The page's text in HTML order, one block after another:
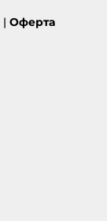
| Оферта